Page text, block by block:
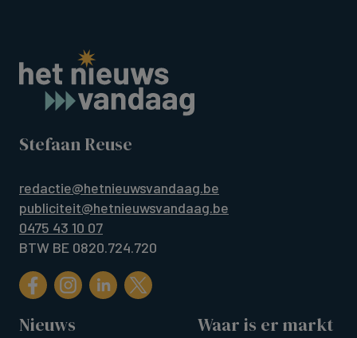
Stefaan Reuse
redactie@hetnieuwsvandaag.be
publiciteit@hetnieuwsvandaag.be
0475 43 10 07
BTW BE 0820.724.720
Nieuws Waar is er markt